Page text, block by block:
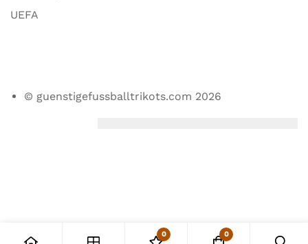
UEFA
© guenstigefussballtrikots.com 2026
0 0